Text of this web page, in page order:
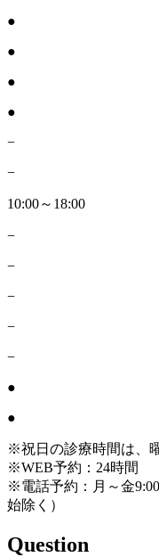
●
●
●
●
−
−
10:00～18:00
−
−
−
−
−
●
●
※祝日の診療時間は、
※WEB予約：24時間
※電話予約：月～金
始除く）
Question